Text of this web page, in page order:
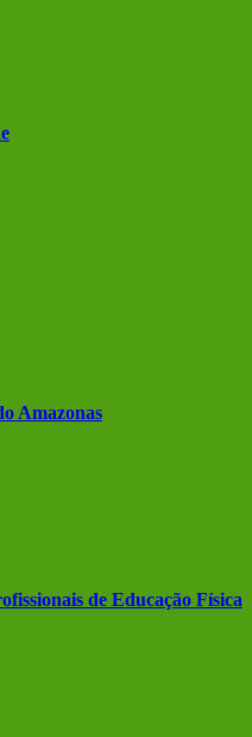
Amazonas
de Educação Física